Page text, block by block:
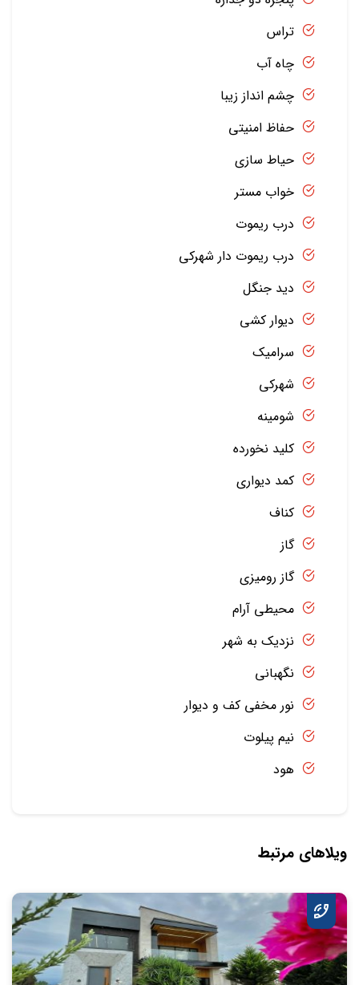
تراس
چاه آب
چشم انداز زیبا
حفاظ امنیتی
حیاط سازی
خواب مستر
درب ریموت
درب ریموت دار شهرکی
دید جنگل
دیوار کشی
سرامیک
شهرکی
شومینه
کلید نخورده
کمد دیواری
کناف
گاز
گاز رومیزی
محیطی آرام
نزدیک به شهر
نگهبانی
نور مخفی کف و دیوار
نیم پیلوت
هود
ویلاهای مرتبط